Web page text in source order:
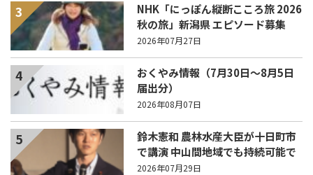
3
NHK「にっぽん縦断こころ旅 2026
秋の旅」新潟県 エピソード募集
中！
2026年07月27日
4
おくやみ情報（7月30日～8月5日
届出分）
2026年08月07日
5
鈴木憲和 農林水産大臣が十日町市
で講演 中山間地域でも持続可能で
稼げる農業とは？
2026年07月29日